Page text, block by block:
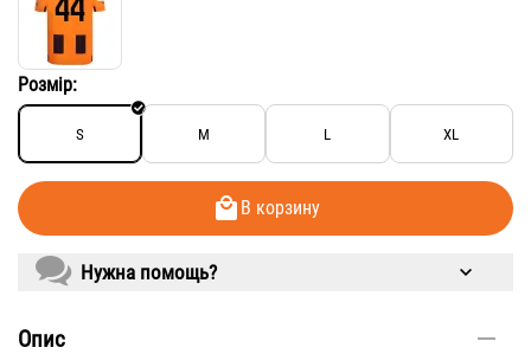
Розмір:
S M L XL
В корзину
Нужна помощь?
Опис